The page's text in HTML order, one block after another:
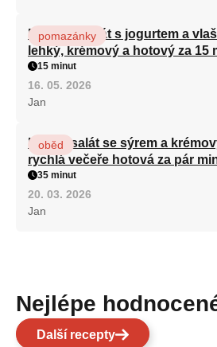
Mrkvový salát s jogurtem a
lehký, krémový a hotový za 15
pomazánky
15 minut
16. 05. 2026
Jan
Kuřecí salát se sýrem a
rychlá večeře hotová za pár
oběd
35 minut
20. 03. 2026
Jan
Nejlépe
Další recepty